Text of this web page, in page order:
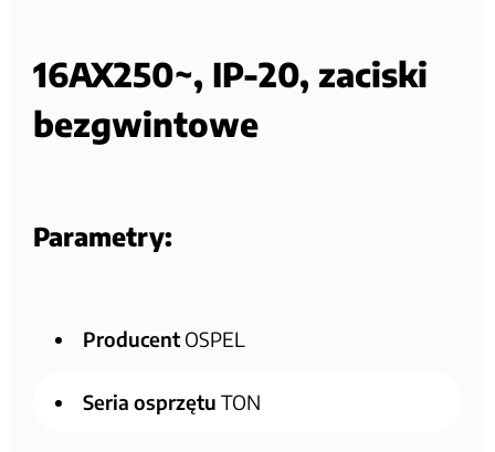
16AX250~, IP-20, zaciski
bezgwintowe
Parametry:
Producent OSPEL
Seria osprzętu TON